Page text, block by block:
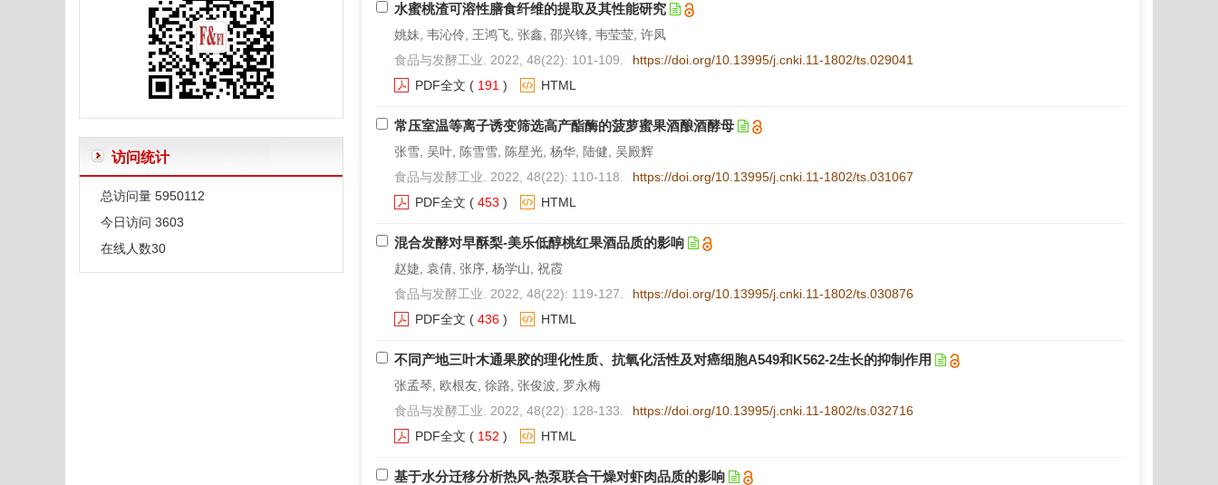
水蜜桃渣可溶性膳食纤维的提取及其性能研究
姚妹, 韦沁伶, 王鸿飞, 张鑫, 邵兴锋, 韦莹莹, 许凤
食品与发酵工业. 2022, 48(22): 101-109.
https://doi.org/10.13995/j.cnki.11-1802/ts.029041
PDF全文 ( 191 ) HTML
常压室温等离子诱变筛选高产酯酶的菠萝蜜果酒酿酒酵母
张雪, 吴叶, 陈雪雪, 陈星光, 杨华, 陆健, 吴殿辉
食品与发酵工业. 2022, 48(22): 110-118.
https://doi.org/10.13995/j.cnki.11-1802/ts.031067
PDF全文 ( 453 ) HTML
混合发酵对早酥梨-美乐低醇桃红果酒品质的影响
赵婕, 袁倩, 张序, 杨学山, 祝霞
食品与发酵工业. 2022, 48(22): 119-127.
https://doi.org/10.13995/j.cnki.11-1802/ts.030876
PDF全文 ( 436 ) HTML
不同产地三叶木通果胶的理化性质、抗氧化活性及对癌细胞A549和K562-2生长的抑制作用
张孟琴, 欧根友, 徐路, 张俊波, 罗永梅
食品与发酵工业. 2022, 48(22): 128-133.
https://doi.org/10.13995/j.cnki.11-1802/ts.032716
PDF全文 ( 152 ) HTML
基于水分迁移分析热风-热泵联合干燥对虾肉品质的影响
访问统计
总访问量 5950112
今日访问 3603
在线人数30